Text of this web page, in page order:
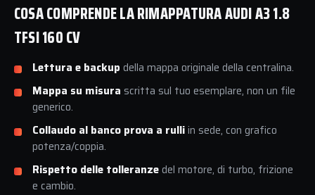
COSA COMPRENDE LA RIMAPPATURA AUDI A3 1.8
TFSI 160 CV
Lettura e backup della mappa originale della centralina.
Mappa su misura scritta sul tuo esemplare, non un file
generico.
Collaudo al banco prova a rulliin sede, con grafico
potenza/coppia.
Rispetto delle tolleranzedel motore, di turbo, frizione
e cambio.